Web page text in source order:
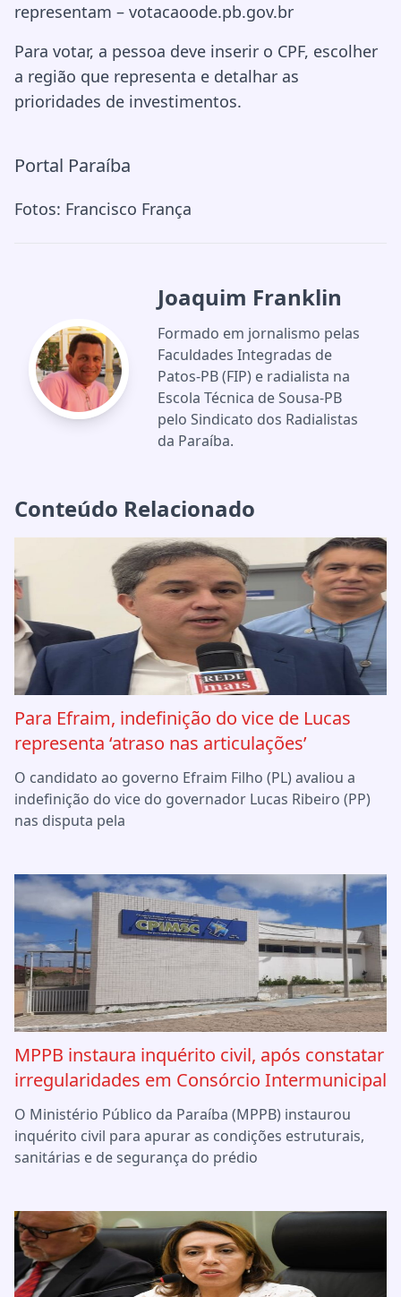
representam – votacaoode.pb.gov.br
Para votar, a pessoa deve inserir o CPF, escolher
a região que representa e detalhar as
prioridades de investimentos.
Portal Paraíba
Fotos: Francisco França
Joaquim Franklin
Formado em jornalismo pelas
Faculdades Integradas de
Patos-PB (FIP) e radialista na
Escola Técnica de Sousa-PB
pelo Sindicato dos Radialistas
da Paraíba.
Conteúdo Relacionado
Para Efraim, indefinição do vice de Lucas
representa ‘atraso nas articulações’
O candidato ao governo Efraim Filho (PL) avaliou a
indefinição do vice do governador Lucas Ribeiro (PP)
nas disputa pela
MPPB instaura inquérito civil, após constatar
irregularidades em Consórcio Intermunicipal
O Ministério Público da Paraíba (MPPB) instaurou
inquérito civil para apurar as condições estruturais,
sanitárias e de segurança do prédio